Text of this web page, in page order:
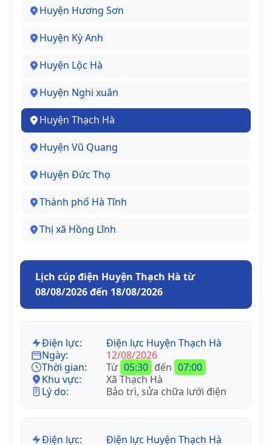
Huyện Hương Sơn
Huyện Kỳ Anh
Huyện Lộc Hà
Huyện Nghi xuân
Huyện Thạch Hà
Huyện Vũ Quang
Huyện Đức Thọ
Thành phố Hà Tĩnh
Thị xã Hồng Lĩnh
Lịch cúp điện Huyện Thạch Hà từ
08/08/2026 đến 18/08/2026
Điện lực:
Điện lực Huyện Thạch Hà
Ngày:
12/08/2026
Thời gian:
Từ 05:30 đến 07:00
Khu vực:
Xã Thạch Hà
Lý do:
Bảo trì, sửa chữa lưới điện
Điện lực:
Điện lực Huyện Thạch Hà